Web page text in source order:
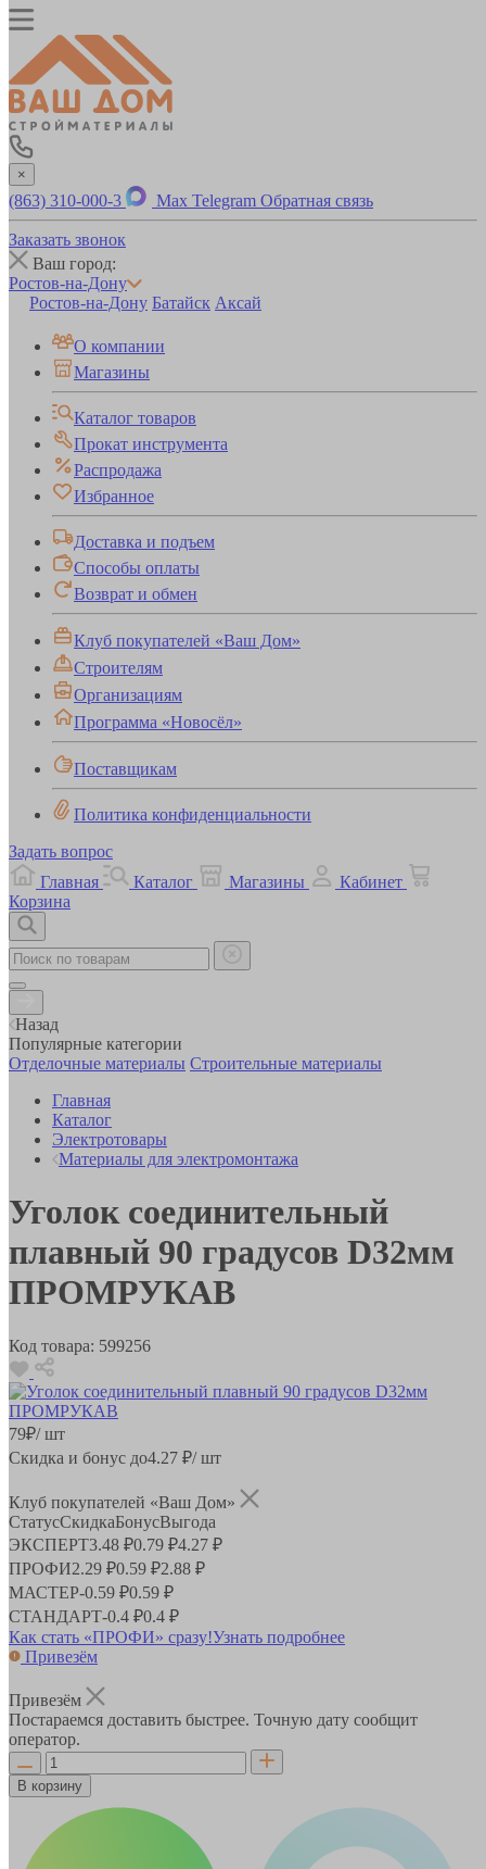
×
(863) 310-000-3 Max Telegram Обратная связь
Заказать звонок
Ваш город:
Ростов-на-Дону
Ростов-на-Дону Батайск Аксай
О компании
Магазины
Каталог товаров
Прокат инструмента
Распродажа
Избранное
Доставка и подъем
Способы оплаты
Возврат и обмен
Клуб покупателей «Ваш Дом»
Строителям
Организациям
Программа «Новосёл»
Поставщикам
Политика конфиденциальности
Задать вопрос
Главная
Каталог Магазины
Кабинет
Корзина
Назад
Популярные категории
Отделочные материалы Строительные материалы
Главная
Каталог
Электротовары
Материалы для электромонтажа
Уголок соединительный
плавный 90 градусов D32мм
ПРОМРУКАВ
Код товара: 599256
79₽/ шт
Скидка и бонус до4.27 ₽/ шт
Клуб покупателей «Ваш Дом»
СтатусСкидкаБонусВыгода
ЭКСПЕРТ3.48 ₽0.79 ₽4.27 ₽
ПРОФИ2.29 ₽0.59 ₽2.88 ₽
МАСТЕР-0.59 ₽0.59 ₽
СТАНДАРТ-0.4 ₽0.4 ₽
Как стать «ПРОФИ» сразу!Узнать подробнее
Привезём
Привезём
Постараемся доставить быстрее. Точную дату сообщит
оператор.
В корзину